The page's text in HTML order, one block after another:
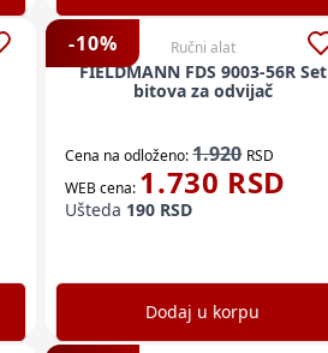
-10% Ručni alat
FIELDMANN FDS 9003-56R Set
bitova za odvijač
Cena na odloženo:1.920 RSD
WEB cena: 1.730 RSD
Ušteda 190 RSD
Dodaj u korpu